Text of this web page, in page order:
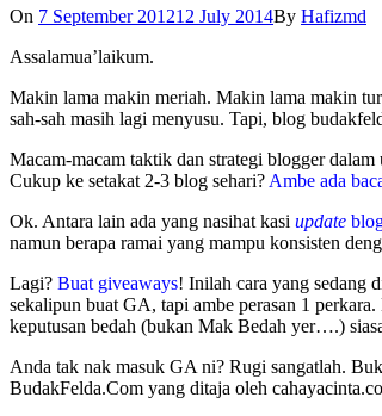
On 7 September 201212 July 2014By Hafizmd
Assalamua’laikum.
Makin lama makin meriah. Makin lama makin
sah-sah masih lagi menyusu. Tapi, blog
Macam-macam taktik dan strategi blogger
Cukup ke setakat 2-3 blog sehari? Ambe ada
Ok. Antara lain ada yang nasihat kasi update
namun berapa ramai yang mampu konsisten
Lagi? Buat giveaways! Inilah cara yang sedang
sekalipun buat GA, tapi ambe perasan 1
keputusan bedah (bukan Mak Bedah yer….)
Anda tak nak masuk GA ni? Rugi sangatlah.
BudakFelda.Com yang ditaja oleh